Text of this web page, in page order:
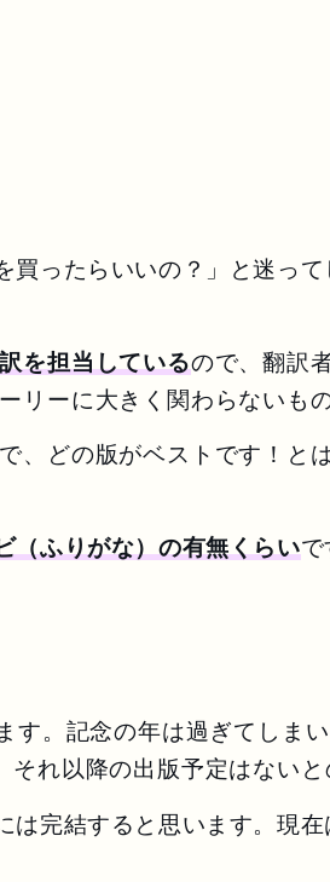
ったらいいの？」と迷って
を担当しているので、翻訳
リーに大きく関わらないも
どの版がベストです！と
（ふりがな）の有無くらい
す。記念の年は過ぎてしま
れ以降の出版予定はないと
完結すると思います。現